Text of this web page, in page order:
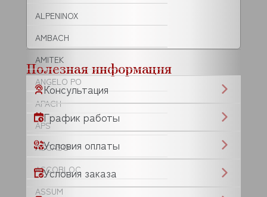
ALPENINOX
AMBACH
AMITEK
ANGELO PO
APACH
APS
ASCASO
ASCOBLOC
ASSUM
Полезная информация
Консультация
График работы
Условия оплаты
Условия заказа